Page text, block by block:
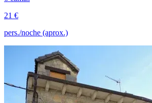
21 €
pers./noche (aprox.)